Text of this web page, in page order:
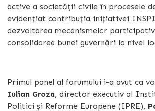
active a societății civile în procesele
evidențiat contribuția inițiativei
dezvoltarea mecanismelor
consolidarea bunei guvernări la nivel
Primul panel al forumului i-a avut ca
Iulian Groza, director executiv al
Politici și Reforme Europene (IPRE),